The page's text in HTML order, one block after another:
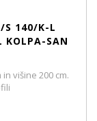
S 140/K-L
KOLPA-SAN
višine 200 cm.